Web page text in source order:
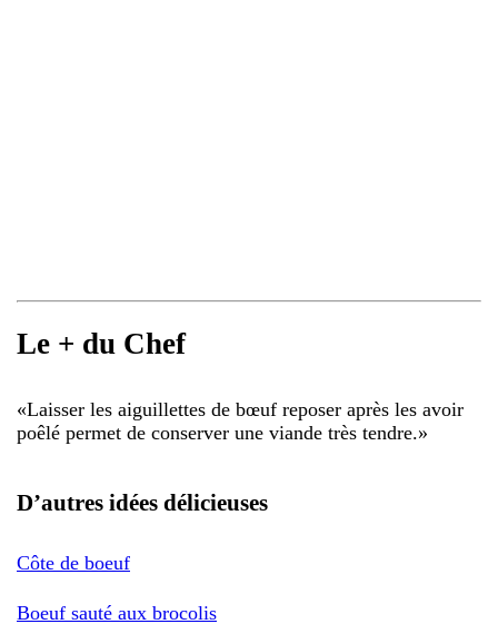
Le + du Chef
«Laisser les aiguillettes de bœuf reposer après les avoir
poêlé permet de conserver une viande très tendre.»
D’autres idées délicieuses
Côte de boeuf
Boeuf sauté aux brocolis